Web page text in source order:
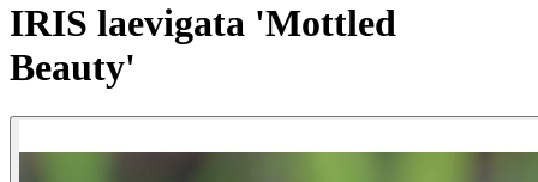
IRIS laevigata 'Mottled
Beauty'